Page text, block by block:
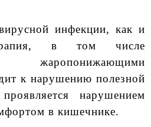
инфекции, как и
в том числе
жаропонижающими
к нарушению полезной
нарушением
в кишечнике.